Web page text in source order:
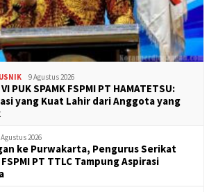
9 Agustus 2026
PUK SPAMK FSPMI PT HAMATETSU:
yang Kuat Lahir dari Anggota yang
2026
ke Purwakarta, Pengurus Serikat
PT TTLC Tampung Aspirasi